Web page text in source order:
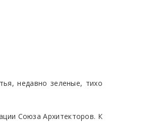
недавно зеленые, тихо
Союза Архитекторов. К